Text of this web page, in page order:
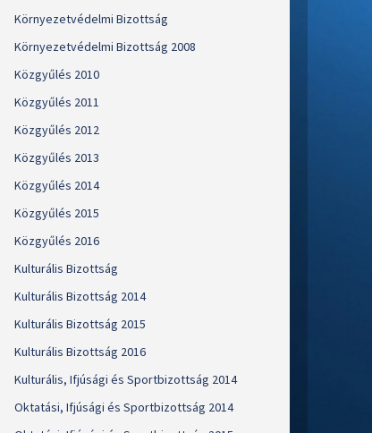
Környezetvédelmi Bizottság
Környezetvédelmi Bizottság 2008
Közgyűlés 2010
Közgyűlés 2011
Közgyűlés 2012
Közgyűlés 2013
Közgyűlés 2014
Közgyűlés 2015
Közgyűlés 2016
Kulturális Bizottság
Kulturális Bizottság 2014
Kulturális Bizottság 2015
Kulturális Bizottság 2016
Kulturális, Ifjúsági és Sportbizottság 2014
Oktatási, Ifjúsági és Sportbizottság 2014